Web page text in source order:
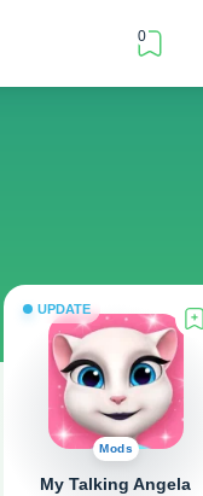
0
UPDATE
Mods
My Talking Angela